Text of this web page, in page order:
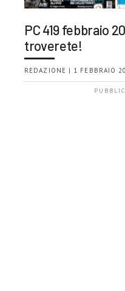
PC 419 febbraio
troverete!
REDAZIONE | 1 FEBBRAIO